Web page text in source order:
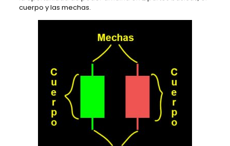
cuerpo y las mechas.